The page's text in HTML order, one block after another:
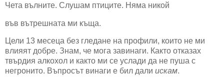
Чета вълните. Слушам птиците. Няма никой
във вътрешната ми къща.
Цели 13 месеца без гледане на профили, които не ми
влияят добре. Знам, че мога завинаги. Както отказах
твърдия алкохол и както ми се услади да не пуша с
негронито. Въпросът винаги е бил дали искам.